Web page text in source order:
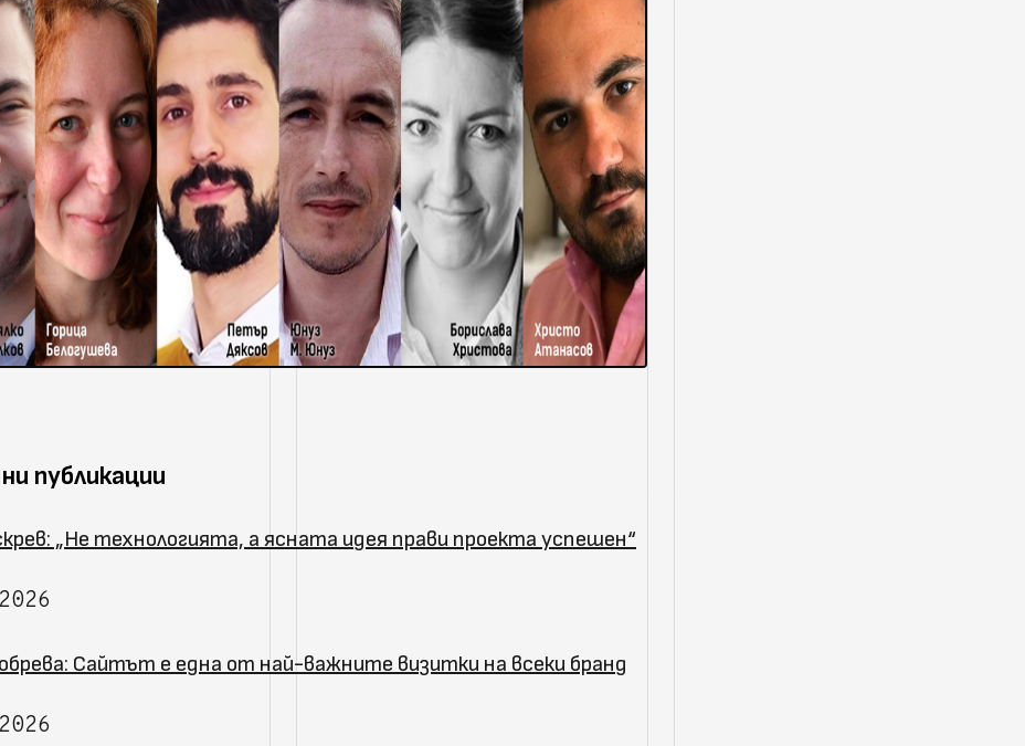
публикации
„Не технологията, а ясната идея прави проекта успешен“
Сайтът е една от най-важните визитки на всеки бранд